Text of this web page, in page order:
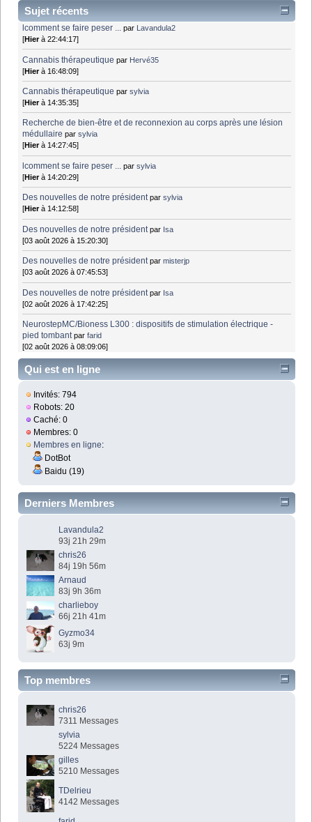
Sujet récents
lcomment se faire peser ... par Lavandula2
[Hierà 22:44:17]
Cannabis thérapeutique par Hervé35
[Hierà 16:48:09]
Cannabis thérapeutique parsylvia
[Hierà 14:35:35]
Recherche de bien-être et de reconnexion au corps après une lésion
médullaire parsylvia
[Hierà 14:27:45]
lcomment se faire peser ... parsylvia
[Hierà 14:20:29]
Des nouvelles de notre président parsylvia
[Hierà 14:12:58]
Des nouvelles de notre président par Isa
[03 août 2026 à 15:20:30]
Des nouvelles de notre président parmisterjp
[03 août 2026 à 07:45:53]
Des nouvelles de notre président par Isa
[02 août 2026 à 17:42:25]
NeurostepMC/Bioness L300 : dispositifs de stimulation électrique -
pied tombant parfarid
[02 août 2026 à 08:09:06]
Qui est en ligne
Invités: 794
Robots: 20
Caché: 0
Membres: 0
Membres en ligne:
DotBot
Baidu (19)
Derniers Membres
Lavandula2
93j 21h 29m
chris26
84j 19h 56m
Arnaud
83j 9h 36m
charlieboy
66j 21h 41m
Gyzmo34
63j 9m
Top membres
chris26
7311 Messages
sylvia
5224 Messages
gilles
5210 Messages
TDelrieu
4142 Messages